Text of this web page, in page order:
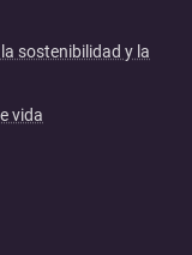
sostenibilidad y la
vida